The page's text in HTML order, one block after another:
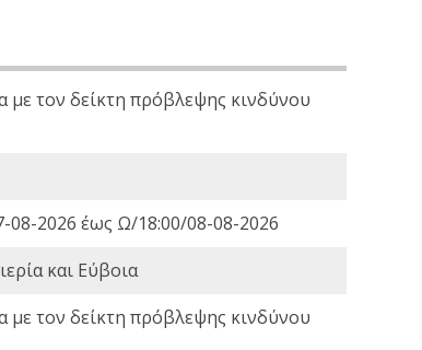
τον δείκτη πρόβλεψης κινδύνου
08-2026 έως Ω/18:00/08-08-2026
και Εύβοια
τον δείκτη πρόβλεψης κινδύνου